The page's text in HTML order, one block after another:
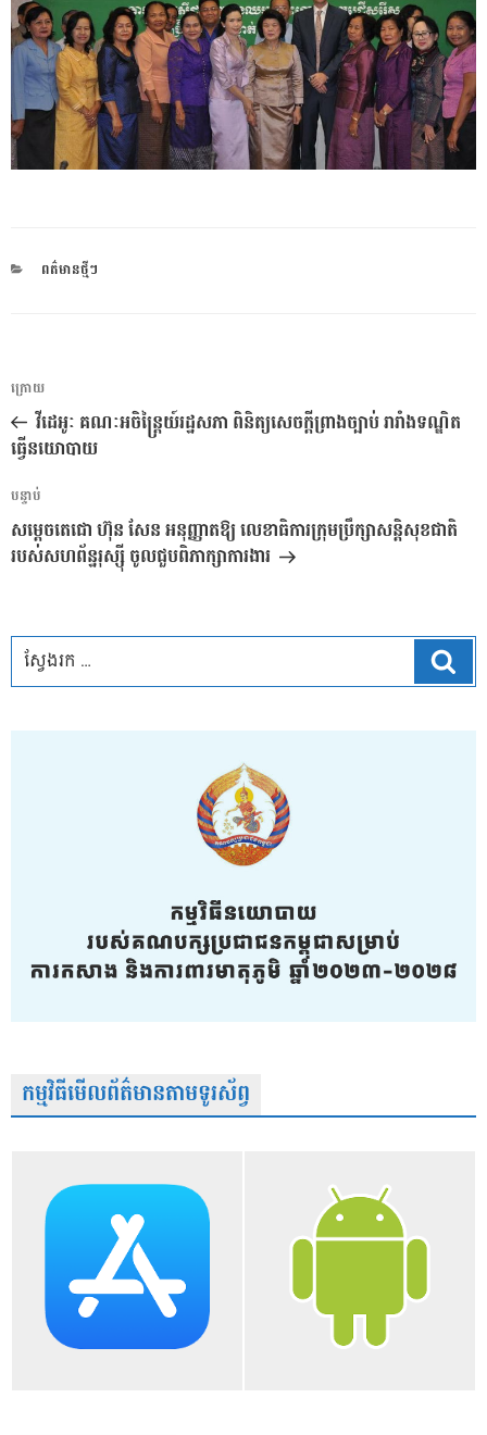
CATEGORIES
ពត៌មានថ្មីៗ
ការ​
នាំទិស​
ប្រកាស
អត្ថបទ
មុន
ក្រោយ
វីដេអូៈ គណៈអចិន្ត្រៃយ៍រដ្ឋសភា ពិនិត្យសេចក្តីព្រាងច្បាប់ រារាំងទណ្ឌិត
ធ្វើនយោបាយ
អត្ថបទ
បន្ទាប់
បន្ទាប់
សម្តេចតេជោ ហ៊ុន សែន អនុញ្ញាតឱ្យ លេខាធិការក្រុមប្រឹក្សាសន្តិសុខជាតិ
របស់សហព័ន្ឋរុស្ស៊ី ចូលជួបពិភាក្សាការងារ
កម្មវិធីមើលព័ត៌មានតាមទូរស័ព្វ